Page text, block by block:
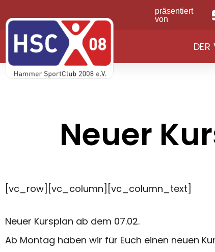
präsentiert
von
DER
Neuer
[vc_row][vc_column][vc_column_text]
Neuer Kursplan ab dem 07.02.
Ab Montag haben wir für Euch einen neuen